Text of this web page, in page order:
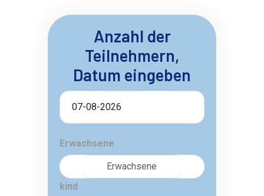
Anzahl der
Teilnehmern,
Datum eingeben
Erwachsene
kind